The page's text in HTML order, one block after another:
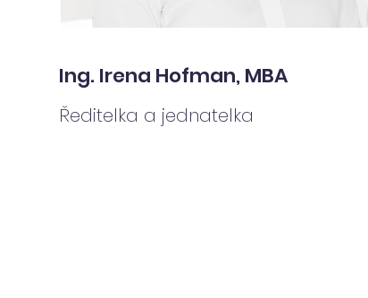
Ing. Irena Hofman, MBA
Ředitelka a jednatelka